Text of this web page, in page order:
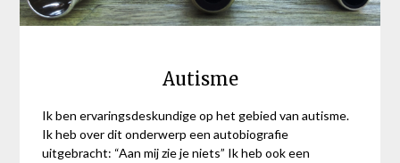
Autisme
Ik ben ervaringsdeskundige op het gebied van autisme.
Ik heb over dit onderwerp een autobiografie
uitgebracht: “Aan mij zie je niets” Ik heb ook een